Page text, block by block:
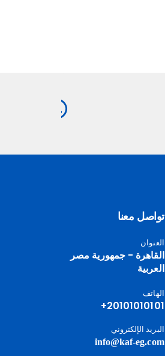
تواصل معنا
العنوان
القاهرة - جمهورية مصر
العربية
الهاتف
20101010101+
البريد الإلكتروني
info@kaf-eg.com